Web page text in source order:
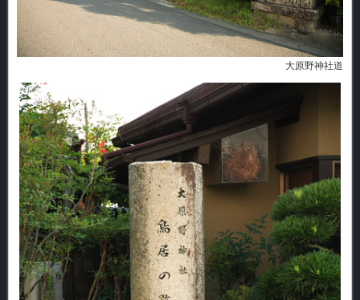
大原野神社道